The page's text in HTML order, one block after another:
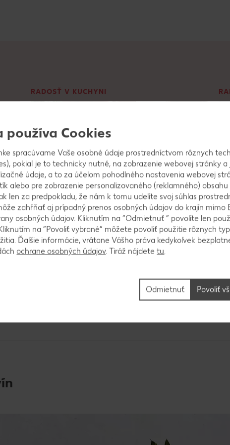
RADOSŤ V KUCHYNI
© Sam Edwards/Caia Image – stock.adobe.com
Nezabudnuteľný Deň matiek?
Prinášame tipy.
©
používa Cookies
spracúvame Vaše osobné údaje prostredníctvom rôznych
pokiaľ je to technicky nutné, na zobrazenie webovej stránky
údaje, a to za účelom pohodlného nastavenia webovej
alebo pre zobrazenie personalizovaného (reklamného)
len za predpokladu, že nám k tomu udelíte svoj súhlas
zahŕňať aj prípadný prenos osobných údajov do krajín mimo
osobných údajov. Kliknutím na “Odmietnuť ” povolíte len
na “Povoliť vybrané” môžete povoliť použitie rôznych
Ďalšie informácie, vrátane Vášho práva kedykoľvek
ochrane osobných údajov. Tiráž nájdetetu.
Odmietnuť Povoliť